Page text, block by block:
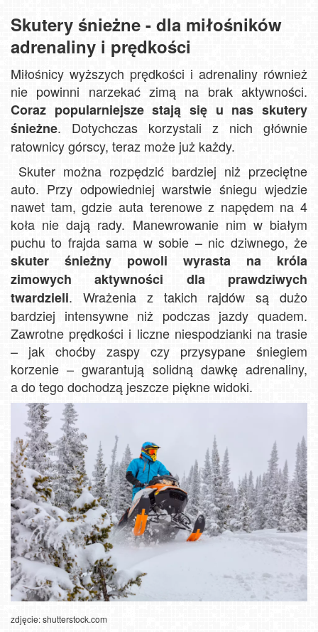
Skutery śnieżne - dla miłośników
adrenaliny i prędkości
Miłośnicy wyższych prędkości i adrenaliny również
nie powinni narzekać zimą na brak aktywności.
Coraz popularniejsze stają się u nas skutery
śnieżne. Dotychczas korzystali z nich głównie
ratownicy górscy, teraz może już każdy.
Skuter można rozpędzić bardziej niż przeciętne
auto. Przy odpowiedniej warstwie śniegu wjedzie
nawet tam, gdzie auta terenowe z napędem na 4
koła nie dają rady. Manewrowanie nim w białym
puchu to frajda sama w sobie – nic dziwnego, że
skuter śnieżny powoli wyrasta na króla
zimowych aktywności dla prawdziwych
twardzieli. Wrażenia z takich rajdów są dużo
bardziej intensywne niż podczas jazdy quadem.
Zawrotne prędkości i liczne niespodzianki na trasie
– jak choćby zaspy czy przysypane śniegiem
korzenie – gwarantują solidną dawkę adrenaliny,
a do tego dochodzą jeszcze piękne widoki.
zdjęcie: shutterstock.com